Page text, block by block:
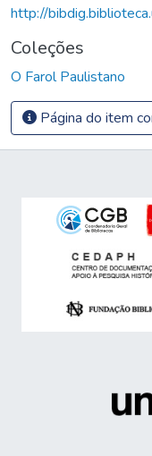
http://
Coleções
O Farol Paulistano
Página do item